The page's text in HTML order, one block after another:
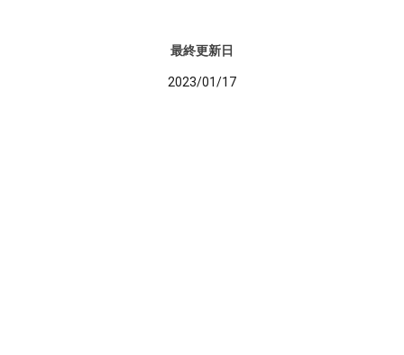
最終更新日
2023/01/17